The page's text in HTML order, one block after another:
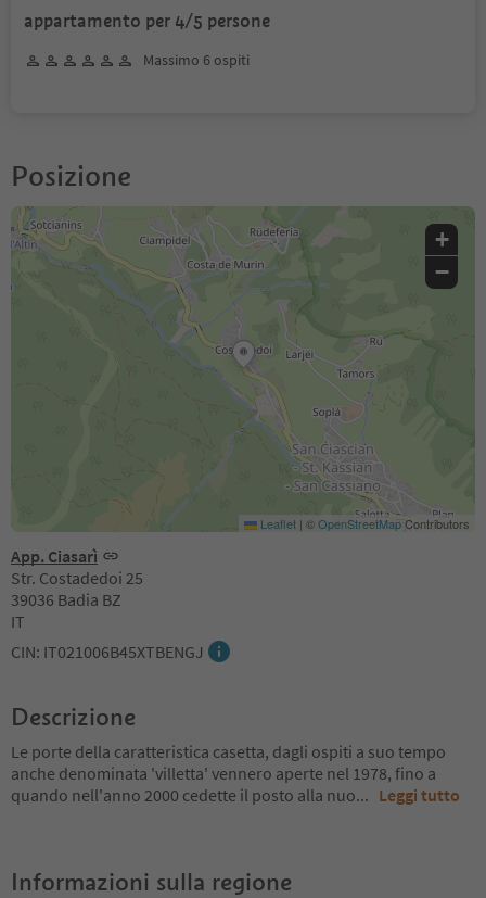
appartamento per 4/5 persone
Massimo 6 ospiti
Posizione
App. Ciasarì
Str. Costadedoi 25
39036 Badia BZ
IT
CIN: IT021006B45XTBENGJ
+
−
Leaflet | ©OpenStreetMapContributors
Descrizione
Le porte della caratteristica casetta, dagli ospiti a suo tempo
anche denominata 'villetta' vennero aperte nel 1978, fino a
quando nell'anno 2000 cedette il posto alla nuo... Leggi tutto
Informazioni sulla regione